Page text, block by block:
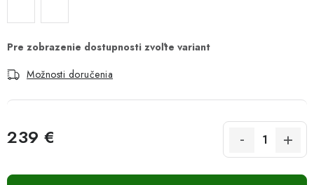
Možnosti doručenia
239 €